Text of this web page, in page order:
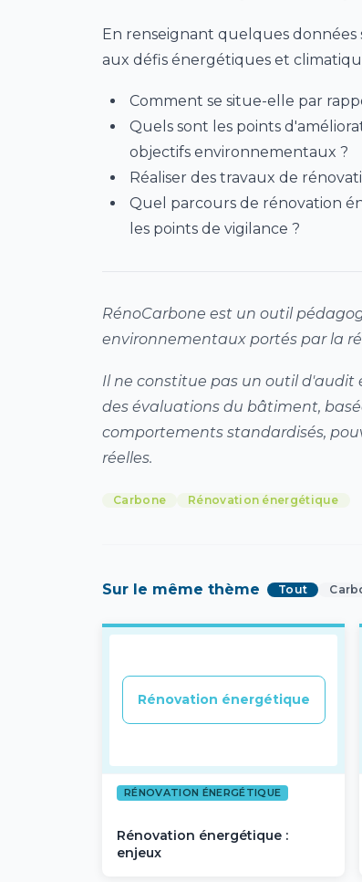
En renseignant quelques données
aux défis énergétiques et
Comment se situe-elle par
Quels sont les points
objectifs environnementaux ?
Réaliser des travaux de
Quel parcours de rénovation
les points de vigilance ?
RénoCarbone est un outil
environnementaux portés par la
Il ne constitue pas un outil d'audit
des évaluations du bâtiment,
comportements standardisés,
réelles.
Carbone Rénovation énergétique
Sur le même thème Tout
Rénovation énergétique
RÉNOVATION ÉNERGÉTIQUE
Rénovation énergétique :
enjeux